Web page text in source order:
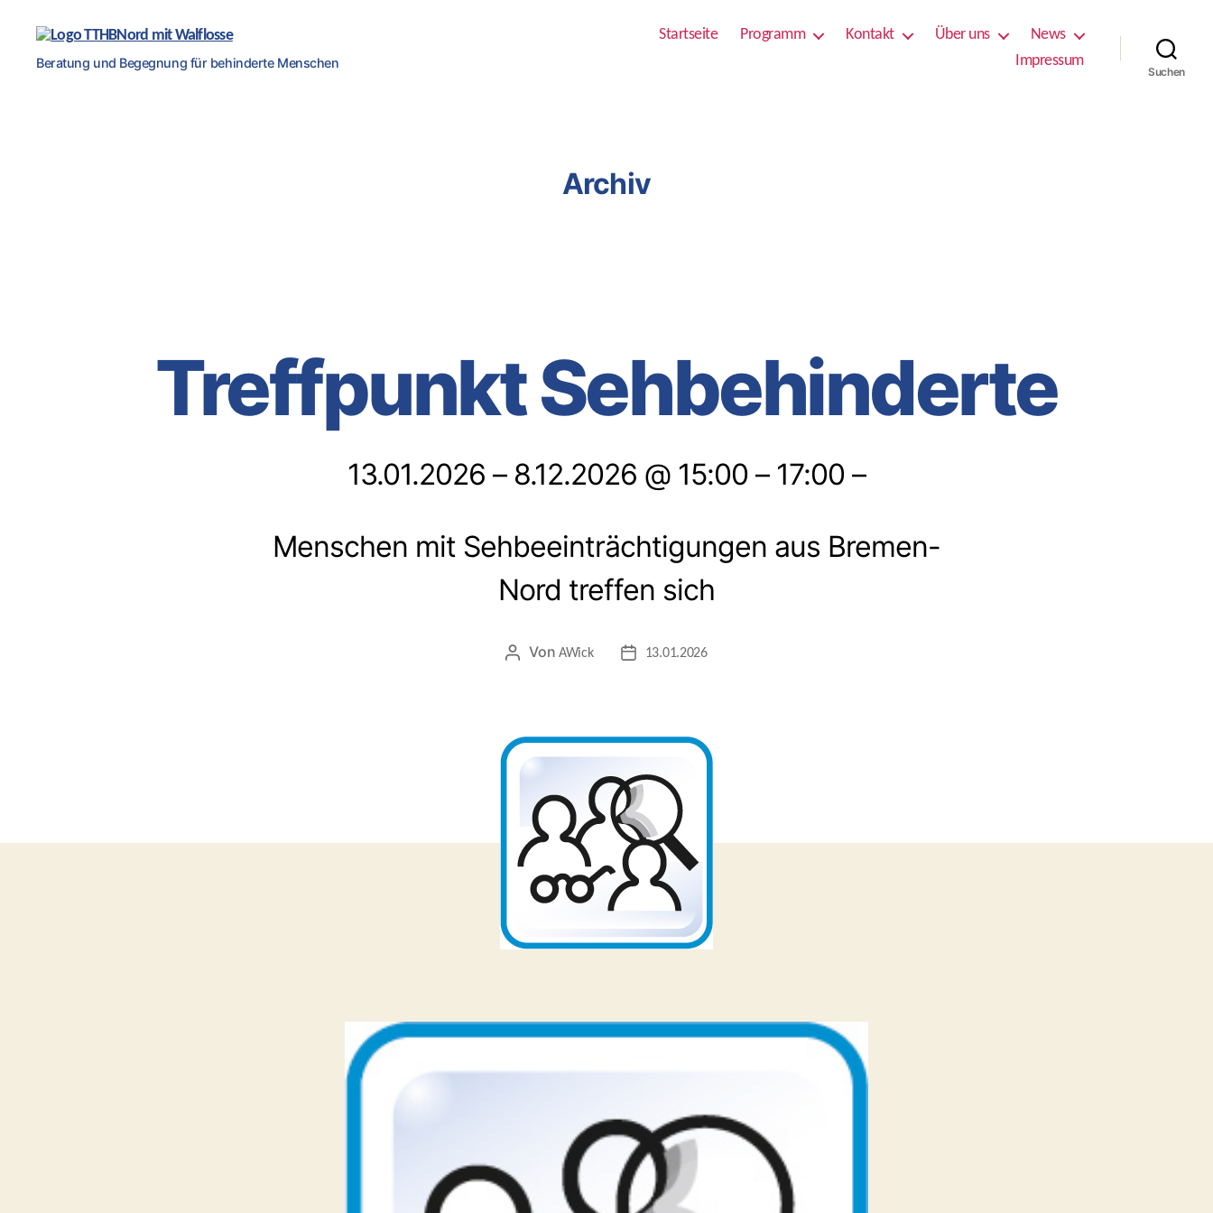
Teilhabetreff
Bremen-
Beratung und Begegnung für behinderte Menschen
Startseite Programm Kontakt Über uns
News
Impressum
Suchen
Archiv
Treffpunkt Sehbehinderte
13.01.2026 – 8.12.2026 @ 15:00 – 17:00 –
Menschen mit Sehbeeinträchtigungen aus Bremen-
Nord treffen sich
Beitragsautor
Von AWick Beitragsdatum
13.01.2026